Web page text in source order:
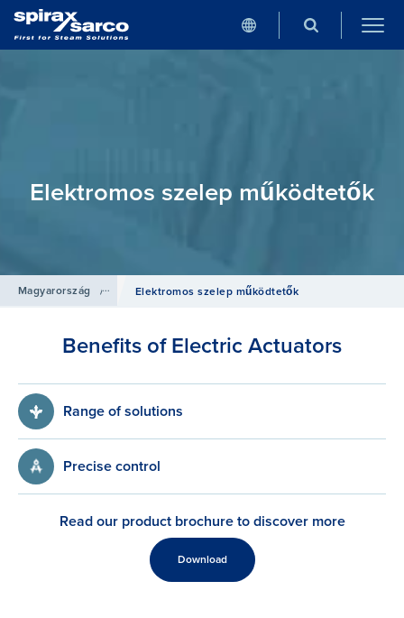
Elektromos szelep működtetők
Magyarország / Termékek / Szabályozó rendszerek
Elektromos szelep működtetők
Benefits of Electric Actuators
Range of solutions
Precise control
Read our product brochure to discover more
Download